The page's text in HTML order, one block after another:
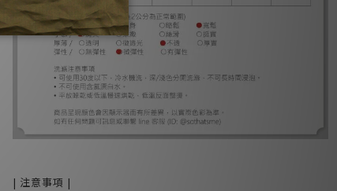
| 注意事項 |